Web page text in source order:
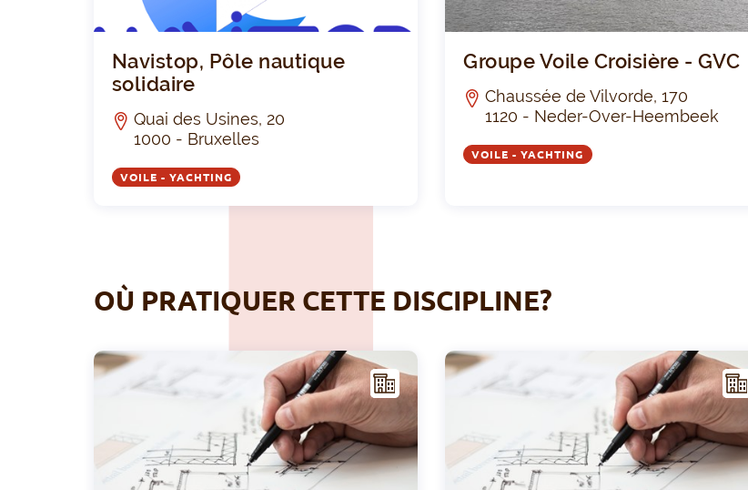
Navistop, Pôle nautique
solidaire
Quai des Usines, 20
1000 - Bruxelles
VOILE - YACHTING
Groupe Voile Croisière - GVC
Chaussée de Vilvorde, 170
1120 - Neder-Over-Heembeek
VOILE - YACHTING
OÙ PRATIQUER CETTE DISCIPLINE?
NFR
AST
RUC
NFR
AST
RUC